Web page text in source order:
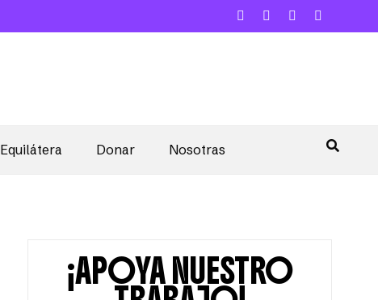
Equilátera Donar Nosotras
¡APOYA NUESTRO